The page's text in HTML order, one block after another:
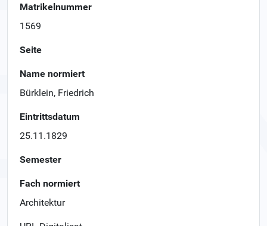
Matrikelnummer
1569
Seite
Name normiert
Bürklein, Friedrich
Eintrittsdatum
25.11.1829
Semester
Fach normiert
Architektur